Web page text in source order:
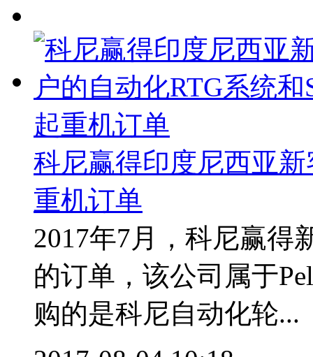
科尼赢得印度尼西亚
重机订单
2017年7月，科尼赢得
的订单，该公司属于
购的是科尼自动化轮...